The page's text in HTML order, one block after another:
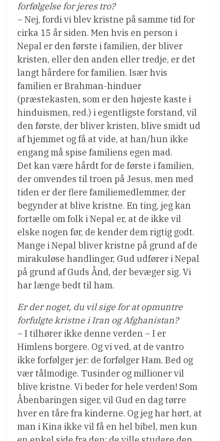
forfølgelse for jeres tro?
– Nej, fordi vi blev kristne på samme tid for
cirka 15 år siden. Men hvis en person i
Nepal er den første i familien, der bliver
kristen, eller den anden eller tredje, er det
langt hårdere for familien. Især hvis
familien er Brahman-hinduer
(præstekasten, som er den højeste kaste i
hinduismen, red.) i egentligste forstand, vil
den første, der bliver kristen, blive smidt ud
af hjemmet og få at vide, at han/hun ikke
engang må spise familiens egen mad.
Det kan være hårdt for de første i familien,
der omvendes til troen på Jesus, men med
tiden er der flere familiemedlemmer, der
begynder at blive kristne. En ting, jeg kan
fortælle om folk i Nepal er, at de ikke vil
elske nogen før, de kender dem rigtig godt.
Mange i Nepal bliver kristne på grund af de
mirakuløse handlinger, Gud udfører i Nepal 
på grund af Guds Ånd, der bevæger sig. Vi
har længe bedt til ham.
Er der noget, du vil sige for at opmuntre
forfulgte kristne i Iran og Afghanistan?
– I tilhører ikke denne verden – I er
Himlens borgere. Og vi ved, at de vantro
ikke forfølger jer: de forfølger Ham. Bed og
vær tålmodige. Tusinder og millioner vil
blive kristne. Vi beder for hele verden! Som
Åbenbaringen siger, vil Gud en dag tørre
hver en tåre fra kinderne. Og jeg har hørt, at
man i Kina ikke vil få en hel bibel, men kun